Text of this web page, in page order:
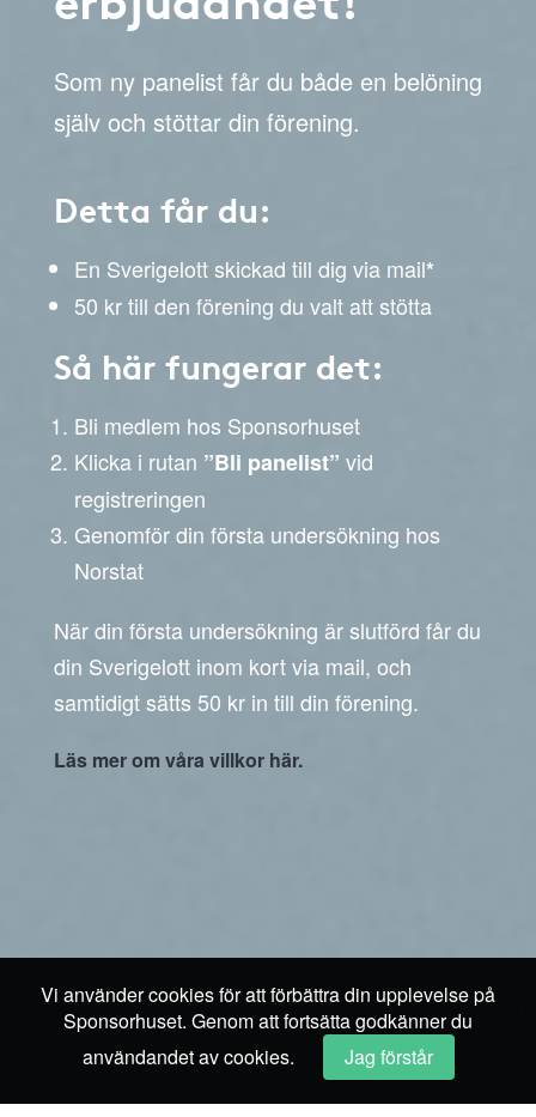
Som ny panelist får du både en belöning
själv och stöttar din förening.
Detta får du:
En Sverigelott skickad till dig via mail*
50 kr till den förening du valt att stötta
Så här fungerar det:
Bli medlem hos Sponsorhuset
Klicka i rutan ”Bli panelist” vid
registreringen
Genomför din första undersökning hos
Norstat
När din första undersökning är slutförd får du
din Sverigelott inom kort via mail, och
samtidigt sätts 50 kr in till din förening.
Läs mer om våra villkor här.
Vi använder cookies för att förbättra din upplevelse på
Sponsorhuset. Genom att fortsätta godkänner du
användandet av cookies.
Jag förstår